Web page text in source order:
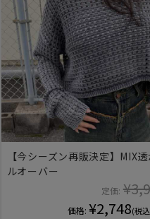
【今シーズン再販決定】MIX
ルオーバー
定価:
価格: ¥2,748(税